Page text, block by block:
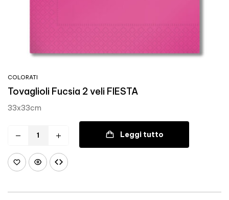
COLORATI
Tovaglioli Fucsia 2 veli FIESTA
33x33cm
Leggi tutto